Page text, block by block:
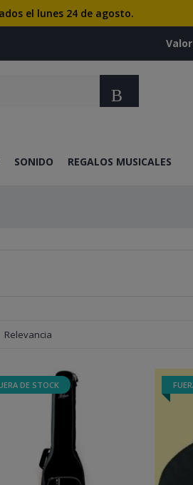
el lunes 24 de agosto.
SONIDO REGALOS MUSICALES
Relevancia
DE STOCK